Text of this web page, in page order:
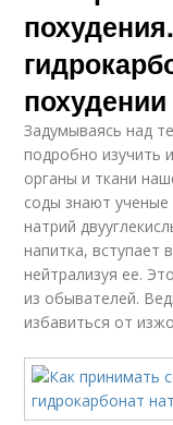
похудении
Задумываясь над
подробно изучить
органы и ткани
соды знают
натрий
напитка, вступает
нейтрализуя ее.
из обывателей.
избавиться от